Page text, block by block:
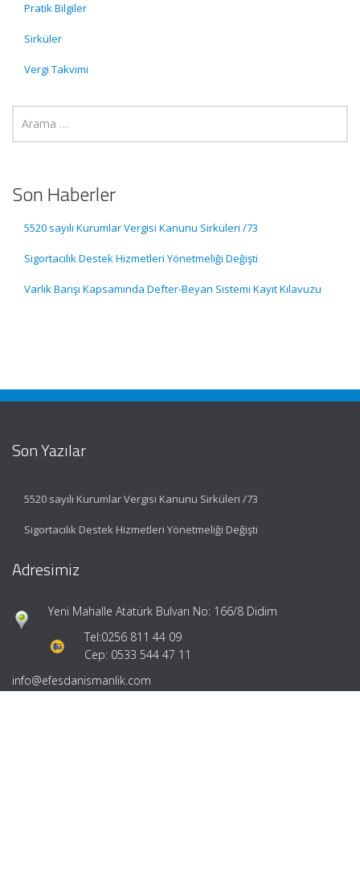
Pratik Bilgiler
Sirküler
Vergi Takvimi
Son Haberler
5520 sayılı Kurumlar Vergisi Kanunu Sirküleri /73
Sigortacılık Destek Hizmetleri Yönetmeliği Değişti
Varlık Barışı Kapsamında Defter-Beyan Sistemi Kayıt Kılavuzu
Son Yazılar
5520 sayılı Kurumlar Vergisi Kanunu Sirküleri /73
Sigortacılık Destek Hizmetleri Yönetmeliği Değişti
Adresimiz
Yeni Mahalle Atatürk Bulvarı No: 166/8 Didim
Tel:0256 811 44 09
Cep: 0533 544 47 11
info@efesdanismanlik.com